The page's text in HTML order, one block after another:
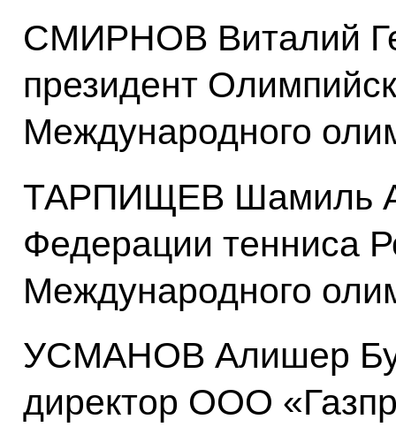
СМИРНОВ Виталий
президент
Международного
ТАРПИЩЕВ Шамиль
Федерации тенниса
Международного
УСМАНОВ Алишер
директор ООО